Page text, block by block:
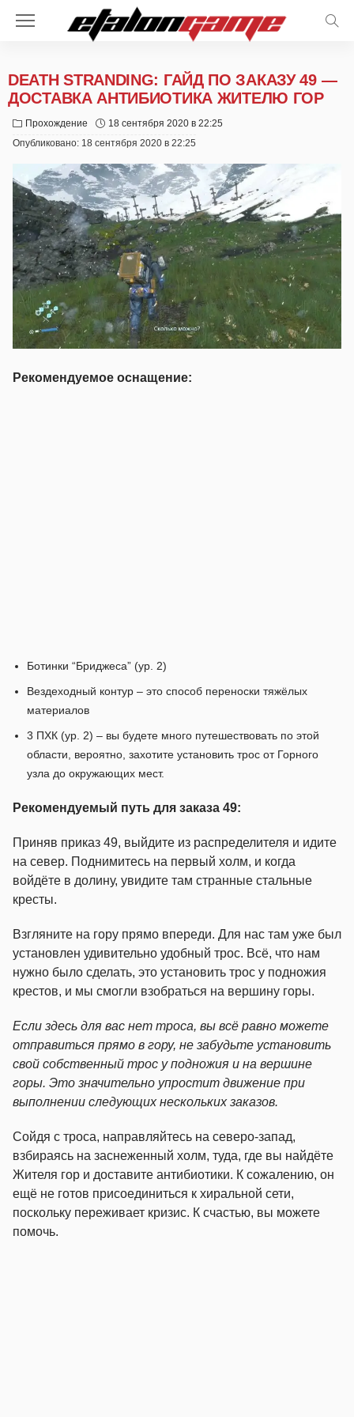
DEATH STRANDING: ГАЙД ПО ЗАКАЗУ 49 —
ДОСТАВКА АНТИБИОТИКА ЖИТЕЛЮ ГОР
Прохождение
18 сентября 2020 в 22:25
Опубликовано: 18 сентября 2020 в 22:25
Рекомендуемое оснащение:
Ботинки “Бриджеса” (ур. 2)
Вездеходный контур – это способ переноски тяжёлых
материалов
3 ПХК (ур. 2) – вы будете много путешествовать по этой
области, вероятно, захотите установить трос от Горного
узла до окружающих мест.
Рекомендуемый путь для заказа 49:
Приняв приказ 49, выйдите из распределителя и идите
на север. Поднимитесь на первый холм, и когда
войдёте в долину, увидите там странные стальные
кресты.
Взгляните на гору прямо впереди. Для нас там уже был
установлен удивительно удобный трос. Всё, что нам
нужно было сделать, это установить трос у подножия
крестов, и мы смогли взобраться на вершину горы.
Если здесь для вас нет троса, вы всё равно можете
отправиться прямо в гору, не забудьте установить
свой собственный трос у подножия и на вершине
горы. Это значительно упростит движение при
выполнении следующих нескольких заказов.
Сойдя с троса, направляйтесь на северо-запад,
взбираясь на заснеженный холм, туда, где вы найдёте
Жителя гор и доставите антибиотики. К сожалению, он
ещё не готов присоединиться к хиральной сети,
поскольку переживает кризис. К счастью, вы можете
помочь.